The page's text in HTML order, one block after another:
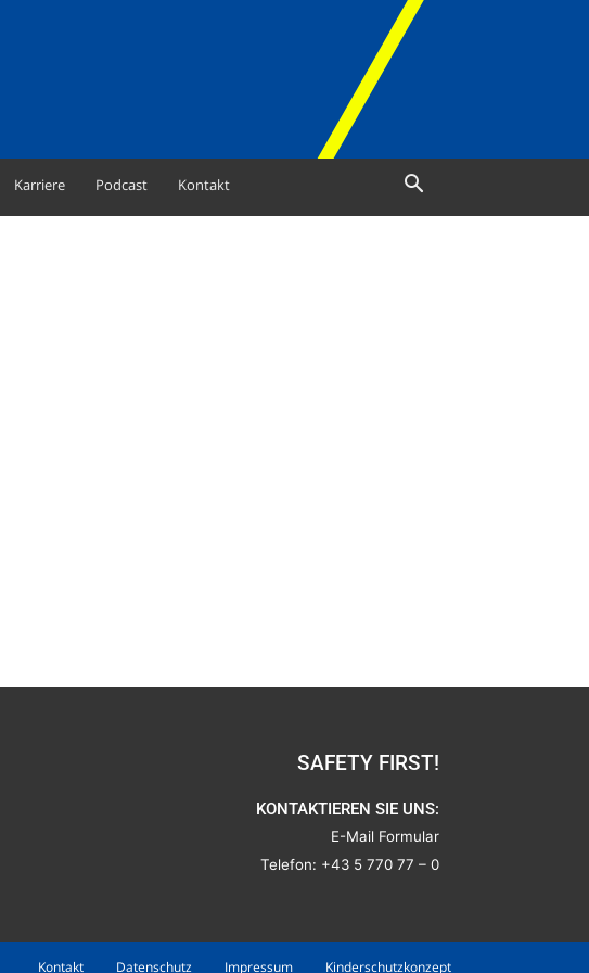
Karriere Podcast Kontakt
SAFETY FIRST!
KONTAKTIEREN SIE UNS:
E-Mail Formular
Telefon: +43 5 770 77 – 0
Kontakt Datenschutz Impressum Kinderschutzkonzept